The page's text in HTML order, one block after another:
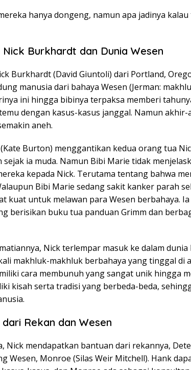
hanya dongeng, namun apa jadinya
Burkhardt dan Dunia Wesen
Burkhardt (David Giuntoli) dari Portland,
manusia dari bahaya Wesen (Jerman:
ini hingga bibinya terpaksa memberi
dengan kasus-kasus janggal. Namun akhir-
aneh.
Burton) menggantikan kedua orang tua
sejak ia muda. Namun Bibi Marie tidak
kepada Nick. Terutama tentang bahwa
Bibi Marie sedang sakit kanker parah
kuat untuk melawan para Wesen berbahaya.
berisikan buku tua panduan Grimm dan
Nick terlempar masuk ke dalam
makhluk-makhluk berbahaya yang tinggal di
cara membunuh yang sangat unik hingga
kisah serta tradisi yang berbeda-beda,
Rekan dan Wesen
Nick mendapatkan bantuan dari rekannya,
Wesen, Monroe (Silas Weir Mitchell). Hank